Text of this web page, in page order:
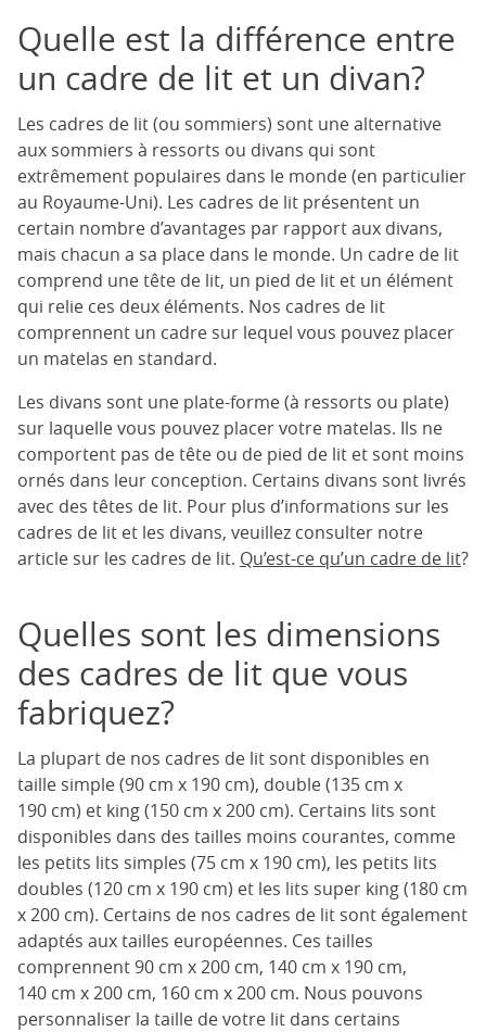
Quelle est la différence entre
un cadre de lit et un divan?
Les cadres de lit (ou sommiers) sont une alternative
aux sommiers à ressorts ou divans qui sont
extrêmement populaires dans le monde (en particulier
au Royaume-Uni). Les cadres de lit présentent un
certain nombre d’avantages par rapport aux divans,
mais chacun a sa place dans le monde. Un cadre de lit
comprend une tête de lit, un pied de lit et un élément
qui relie ces deux éléments. Nos cadres de lit
comprennent un cadre sur lequel vous pouvez placer
un matelas en standard.
Les divans sont une plate-forme (à ressorts ou plate)
sur laquelle vous pouvez placer votre matelas. Ils ne
comportent pas de tête ou de pied de lit et sont moins
ornés dans leur conception. Certains divans sont livrés
avec des têtes de lit. Pour plus d’informations sur les
cadres de lit et les divans, veuillez consulter notre
article sur les cadres de lit. Qu’est-ce qu’un cadre de lit?
Quelles sont les dimensions
des cadres de lit que vous
fabriquez?
La plupart de nos cadres de lit sont disponibles en
taille simple (90 cm x 190 cm), double (135 cm x
190 cm) et king (150 cm x 200 cm). Certains lits sont
disponibles dans des tailles moins courantes, comme
les petits lits simples (75 cm x 190 cm), les petits lits
doubles (120 cm x 190 cm) et les lits super king (180 cm
x 200 cm). Certains de nos cadres de lit sont également
adaptés aux tailles européennes. Ces tailles
comprennent 90 cm x 200 cm, 140 cm x 190 cm,
140 cm x 200 cm, 160 cm x 200 cm. Nous pouvons
personnaliser la taille de votre lit dans certains